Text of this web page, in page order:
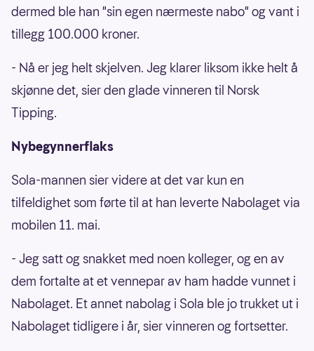
dermed ble han "sin egen nærmeste nabo" og vant i
tillegg 100.000 kroner.
- Nå er jeg helt skjelven. Jeg klarer liksom ikke helt å
skjønne det, sier den glade vinneren til Norsk
Tipping.
Nybegynnerflaks
Sola-mannen sier videre at det var kun en
tilfeldighet som førte til at han leverte Nabolaget via
mobilen 11. mai.
- Jeg satt og snakket med noen kolleger, og en av
dem fortalte at et vennepar av ham hadde vunnet i
Nabolaget. Et annet nabolag i Sola ble jo trukket ut i
Nabolaget tidligere i år, sier vinneren og fortsetter.